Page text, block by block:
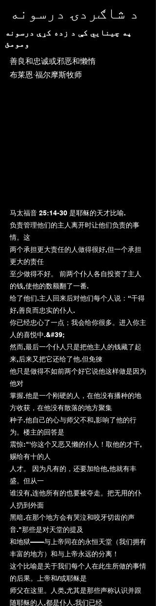
د شاګردۍ درسونه
په چینایي کې د زده کړې درسونه
ومومئ
善良和忠诚或邪恶和懒惰
布莱恩·福尔摩斯牧师
马太福音 25:14-30 是耶稣的天才比喻.
负责管理他们的主人离开时让他们负责的事
情。这
两个承担更大责任的人做得很好,但一个承担
更大的责任
至少做得不好。 前两个仆人各自投资了主人
的钱,使他的数额翻了一番.
给了他们.主人回来后对他们每个人说：“干得
好,善良而忠实的仆人.
你已经忠心了一点；我会给你很多。进入你主
人的喜悦中.&#39;
然而,最后一个仆人只是把他主人的钱藏了起
来,后来又把它还给了他.但免徠
他只是做得不如前两个好它说他这样做是因为
他对
掌握.他是一个刚硬的人，在他没有播种的地
方收获，在他没有散落的地方聚集
种子.他自己的心与师父不和,影响了他的行
为。楼主的回答是
震惊:"'你这个又恶又懒的仆人！取他的才干,
赐给有十的人
人才。 因为凡有的，还要加给他,他就有丰
盛。但从一
谁没有,连他所有的也要被夺走。把无用的仆
人扔到外面
黑暗.在那个地方会有哭泣和咬牙切齿的声
音."那些是对天堂的提及
和地狱——与上帝同在的永恒天堂（我们拥有
丰富的地方）和与上帝永远的分离！
这个比喻是关于我们每个人在此生所做的事情
的后果。上帝和/或耶稣是
师父在这里。人类,尤其是那些声称认识并跟
随耶稣的人,都是仆人.我们已经